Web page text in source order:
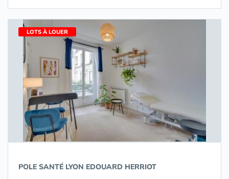
LOTS À LOUER
POLE SANTÉ LYON EDOUARD HERRIOT